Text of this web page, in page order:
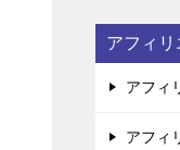
リ
ー
アフィ
アフィ
アフィ